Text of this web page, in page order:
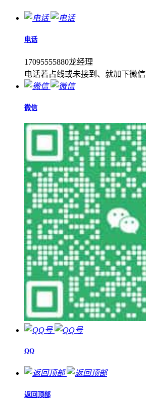
电话
17095555880龙经理
电话若占线或未接到、就加下微信
微信
QQ
返回顶部